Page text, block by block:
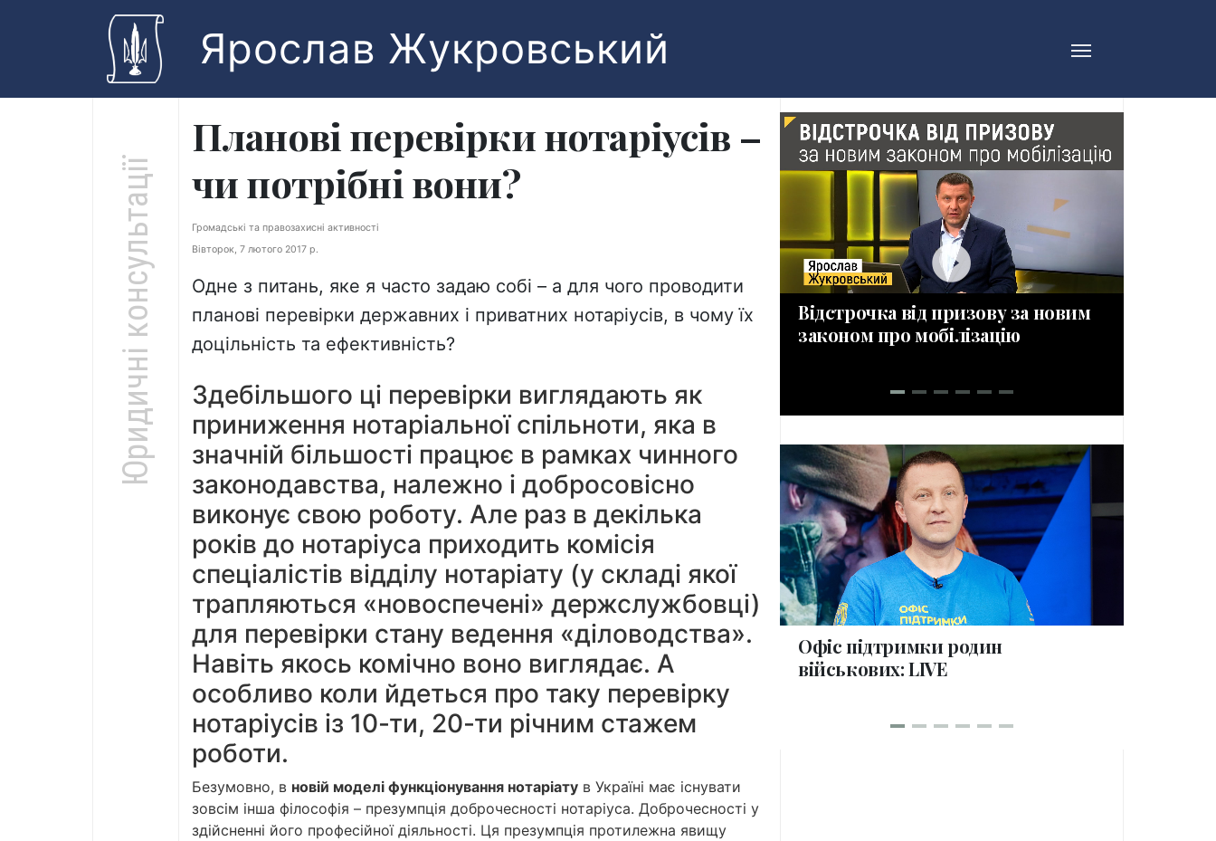
Skip to main content
Ярослав Жукровський
Юридичні консультації
Планові перевірки нотаріусів –
чи потрібні вони?
Громадські та правозахисні активності
Вівторок, 7 лютого 2017 р.
Одне з питань, яке я часто задаю собі – а для чого проводити
планові перевірки державних і приватних нотаріусів, в чому їх
доцільність та ефективність?
Здебільшого ці перевірки виглядають як
приниження нотаріальної спільноти, яка в
значній більшості працює в рамках чинного
законодавства, належно і добросовісно
виконує свою роботу. Але раз в декілька
років до нотаріуса приходить комісія
спеціалістів відділу нотаріату (у складі якої
трапляються «новоспечені» держслужбовці)
для перевірки стану ведення «діловодства».
Навіть якось комічно воно виглядає. А
особливо коли йдеться про таку перевірку
нотаріусів із 10-ти, 20-ти річним стажем
роботи.
Безумовно, в новій моделі функціонування нотаріату в Україні має існувати
зовсім інша філософія – презумпція доброчесності нотаріуса. Доброчесності у
здійсненні його професійної діяльності. Ця презумпція протилежна явищу
Відстрочка від призову за новим
законом про мобілізацію
collections
Офіс підтримки родин
військових: LIVE